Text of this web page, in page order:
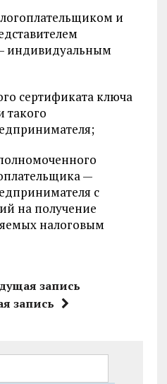
и
индивидуальным
сертификата ключа
такого
—
с
на получение
налоговым
запись
запись